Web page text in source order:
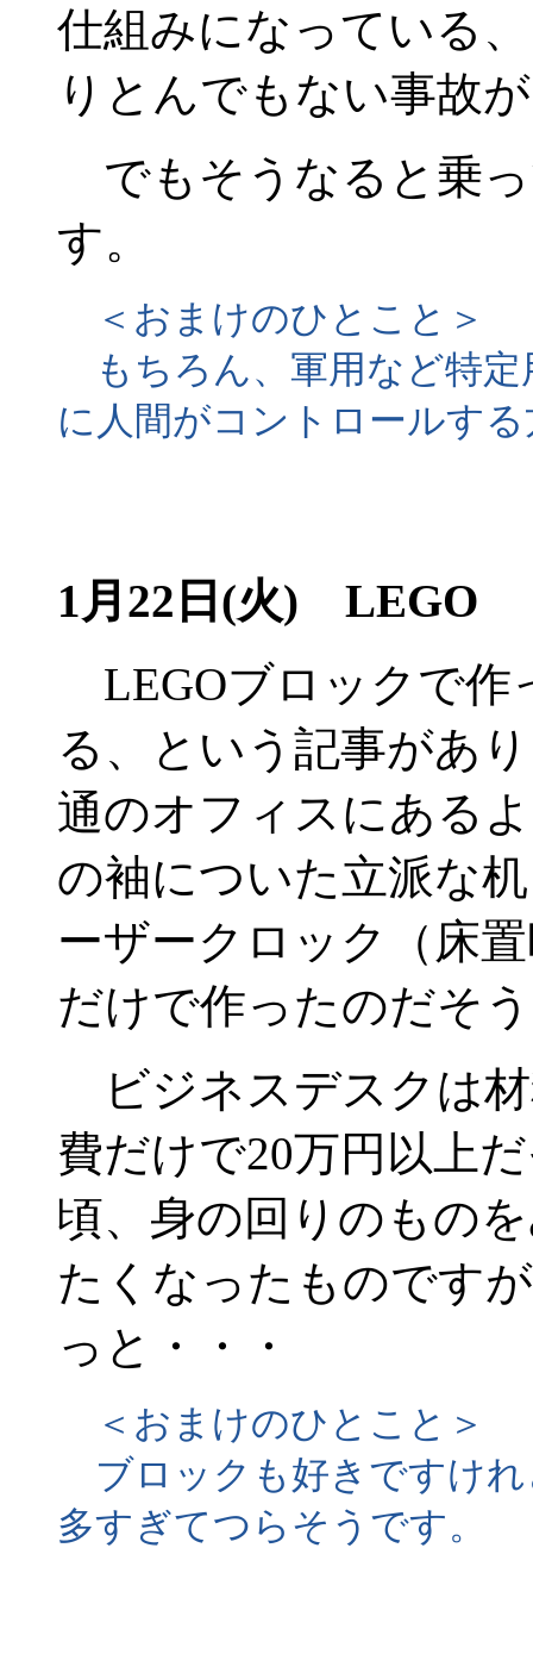
仕組みになっている
りとんでもない事故
でもそうなると乗
す。
＜おまけのひとこと＞
もちろん、軍用など特定
に人間がコントロールす
1月22日(火) LEGO
LEGOブロックで作
る、という記事があ
通のオフィスにある
の袖についた立派な
ーザークロック（床
だけで作ったのだそ
ビジネスデスクは
費だけで20万円以上
頃、身の回りのもの
たくなったものです
っと・・・
＜おまけのひとこと＞
ブロックも好きですけれ
多すぎてつらそうです。